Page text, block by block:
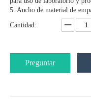
5. Ancho de material de
Cantidad:
Preguntar